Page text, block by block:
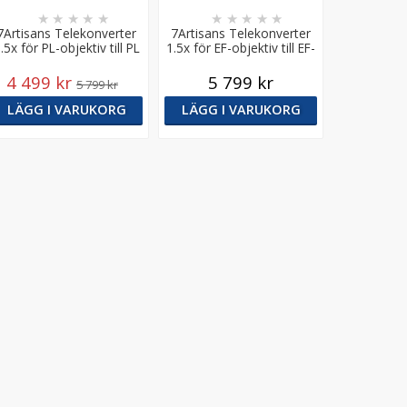
Telekonverter
för PL-objektiv till PL
★ ★ ★ ★ ★
4 499 kr 5 799 kr
LÄGG I VARUKORG
7Artisans Telekonverter
1.5x för EF-objektiv till EF-
kamerafäste
★ ★ ★ ★ ★
5 799 kr
LÄGG I VARUKORG